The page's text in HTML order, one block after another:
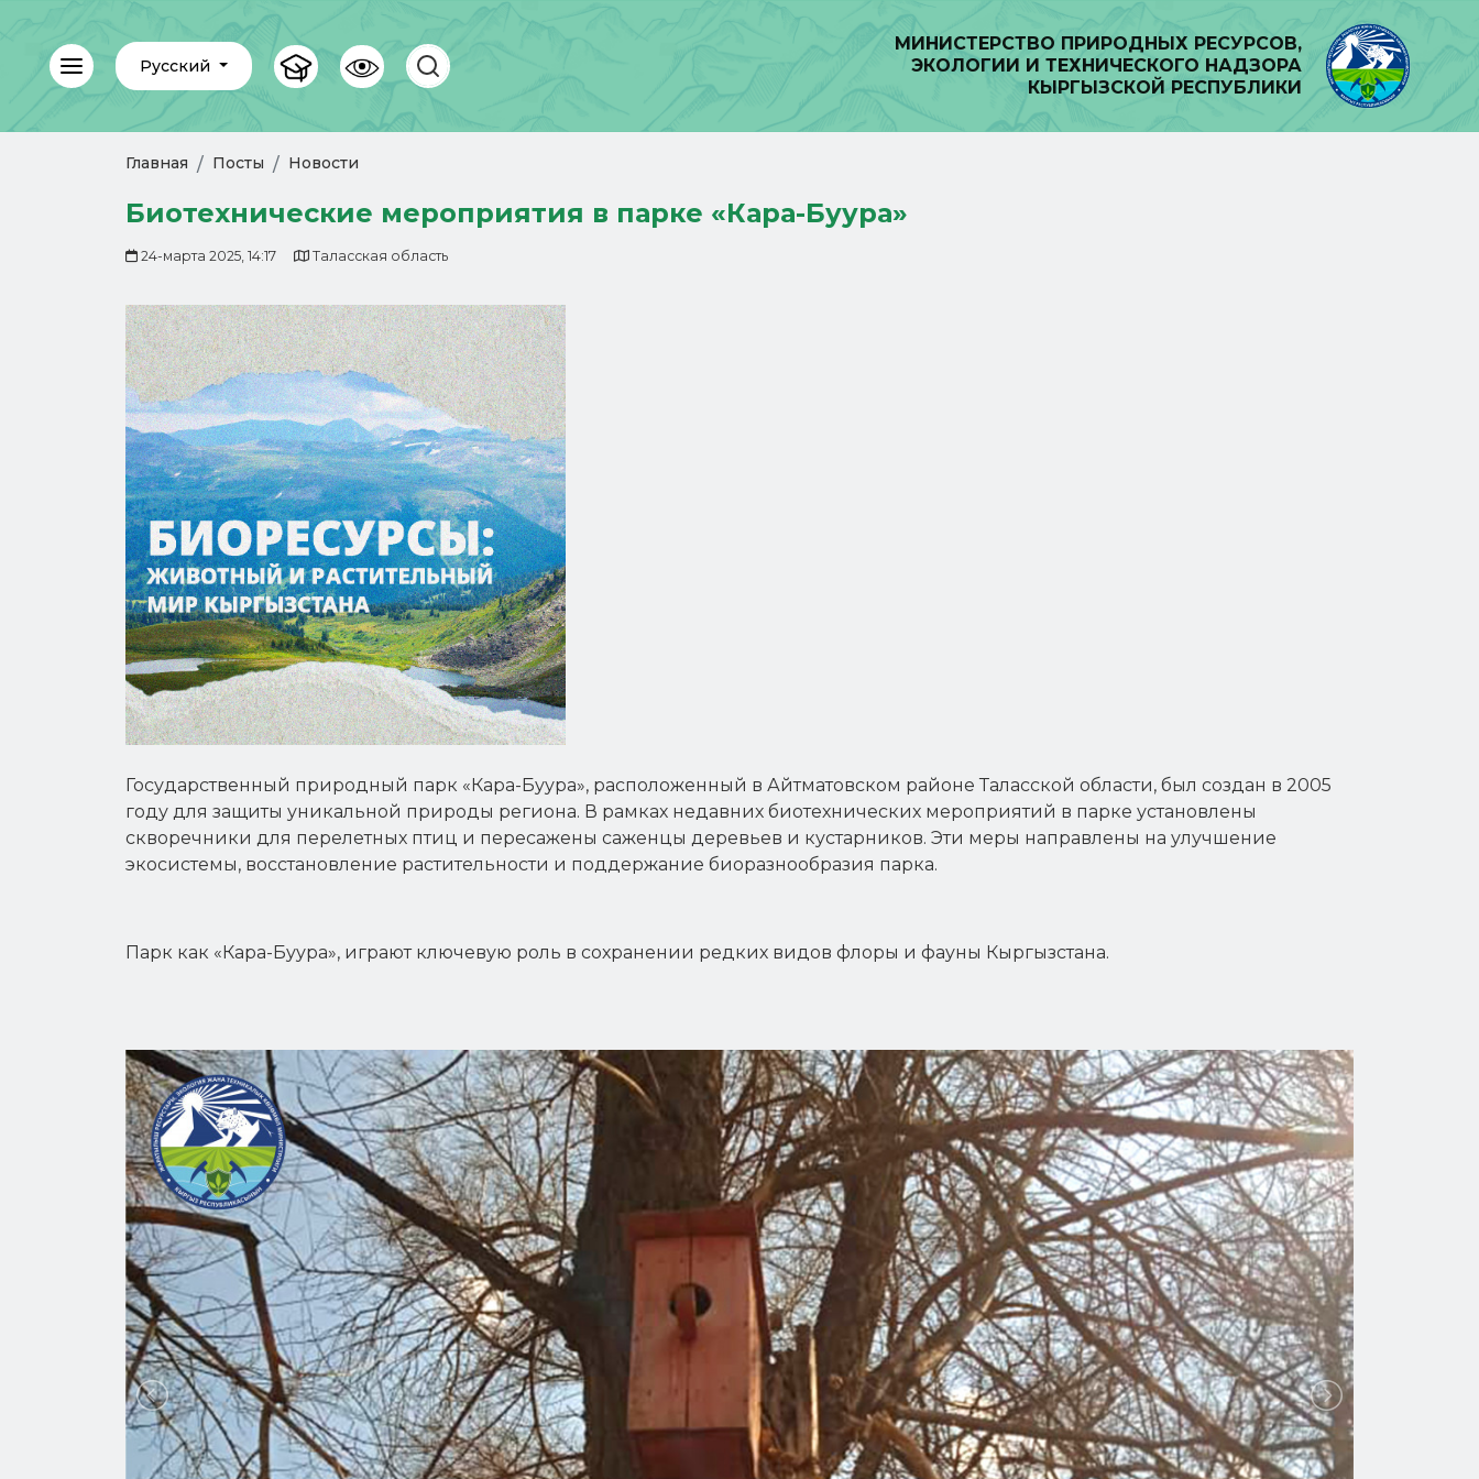
Русский
МИНИСТЕРСТВО ПРИРОДНЫХ РЕСУРСОВ,
ЭКОЛОГИИ И ТЕХНИЧЕСКОГО НАДЗОРА
КЫРГЫЗСКОЙ РЕСПУБЛИКИ
Главная Посты Новости
Биотехнические мероприятия в парке «Кара-Буура»
24-марта 2025, 14:17 Таласская область
Государственный природный парк «Кара-Буура», расположенный в Айтматовском районе Таласской области, был создан в 2005
году для защиты уникальной природы региона. В рамках недавних биотехнических мероприятий в парке установлены
скворечники для перелетных птиц и пересажены саженцы деревьев и кустарников. Эти меры направлены на улучшение
экосистемы, восстановление растительности и поддержание биоразнообразия парка.
Парк как «Кара-Буура», играют ключевую роль в сохранении редких видов флоры и фауны Кыргызстана.